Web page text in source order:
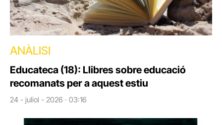
ANÀLISI
Educateca (18): Llibres sobre educació
recomanats per a aquest estiu
24 - juliol - 2026 · 03:16